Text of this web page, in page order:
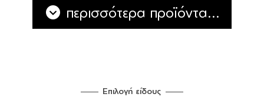
περισσότερα προϊόντα...
Επιλογή είδους